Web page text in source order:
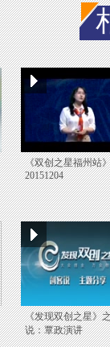
《双创之星福州站
20151204
《发现双创之星》
说：覃政演讲